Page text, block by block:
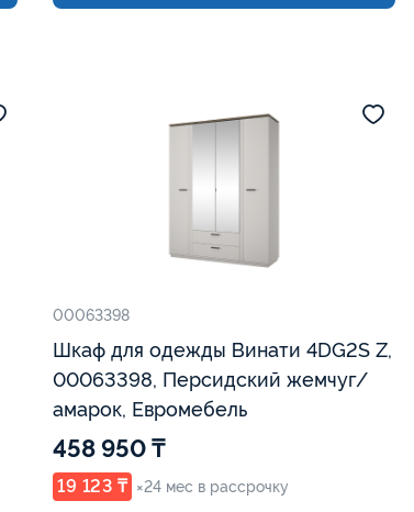
00063398
Шкаф для одежды Винати 4DG2S Z,
00063398, Персидский жемчуг/
амарок, Евромебель
458 950 ₸
19 123 ₸ ×24 мес в рассрочку